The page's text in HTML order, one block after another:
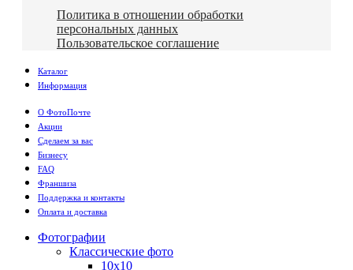
Политика в отношении обработки
персональных данных
Пользовательское соглашение
Каталог
Информация
О ФотоПочте
Акции
Сделаем за вас
Бизнесу
FAQ
Франшиза
Поддержка и контакты
Оплата и доставка
Фотографии
Классические фото
10х10